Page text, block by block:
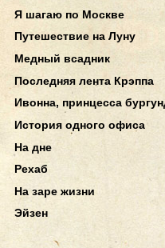
Я шагаю по Москве
Путешествие на Луну
Медный всадник
Последняя лента Крэппа
Ивонна, принцесса
История одного офиса
На дне
Рехаб
На заре жизни
Эйзен